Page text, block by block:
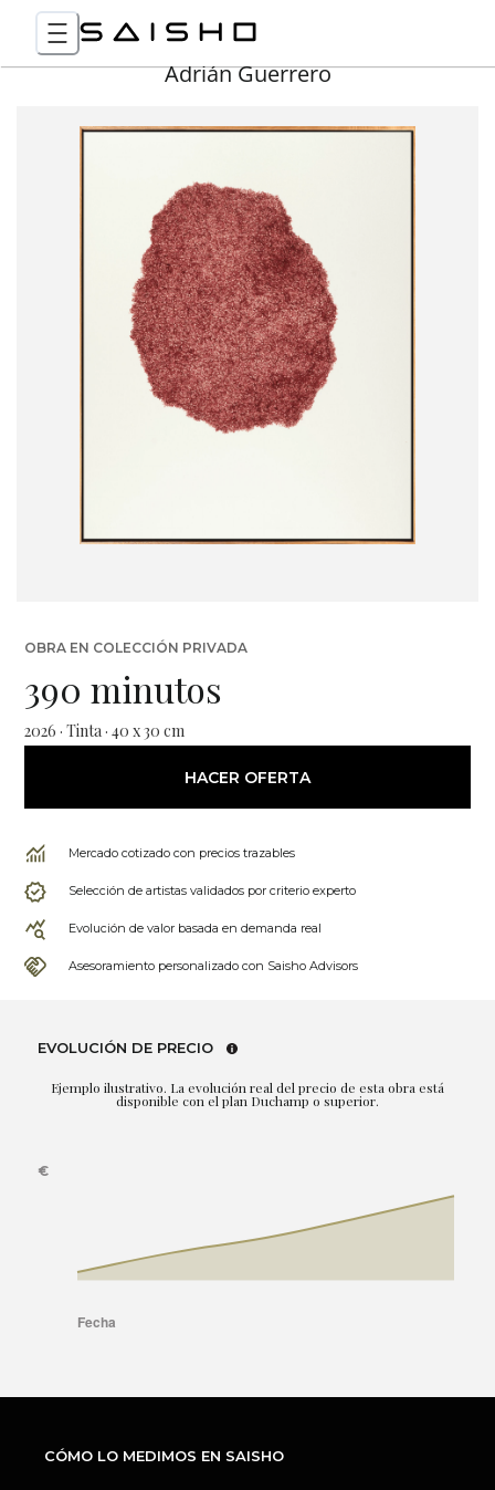
Adrián Guerrero
OBRA EN COLECCIÓN PRIVADA
390 minutos
2026 · Tinta · 40 x 30 cm
HACER OFERTA
Mercado cotizado con precios trazables
Selección de artistas validados por criterio experto
Evolución de valor basada en demanda real
Asesoramiento personalizado con Saisho Advisors
EVOLUCIÓN DE PRECIO
Ejemplo ilustrativo. La evolución real del precio de esta obra está
disponible con el plan Duchamp o superior.
CÓMO LO MEDIMOS EN SAISHO